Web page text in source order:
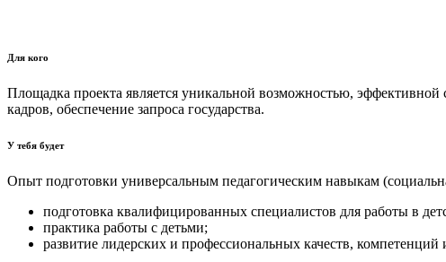
Для кого
Площадка проекта является уникальной возможностью,
кадров, обеспечение запроса государства.
У тебя будет
Опыт подготовки универсальным педагогическим навыкам
подготовка квалифицированных специалистов для работы в
практика работы с детьми;
развитие лидерских и профессиональных качеств, компетенций